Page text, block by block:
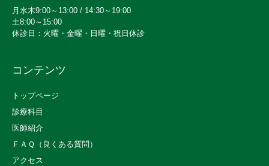
月水木9:00～13:00 / 14:30～19:00
土8:00～15:00
休診日：火曜・金曜・日曜・祝日休診
コンテンツ
トップページ
診療科目
医師紹介
ＦＡＱ（良くある質問）
アクセス